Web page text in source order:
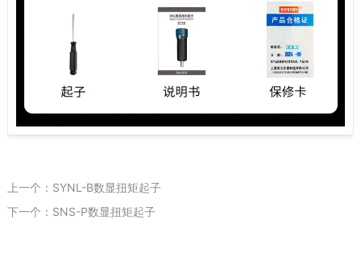
上一个：SYNL-B数显扭矩起子
下一个：SNS-P数显扭矩起子